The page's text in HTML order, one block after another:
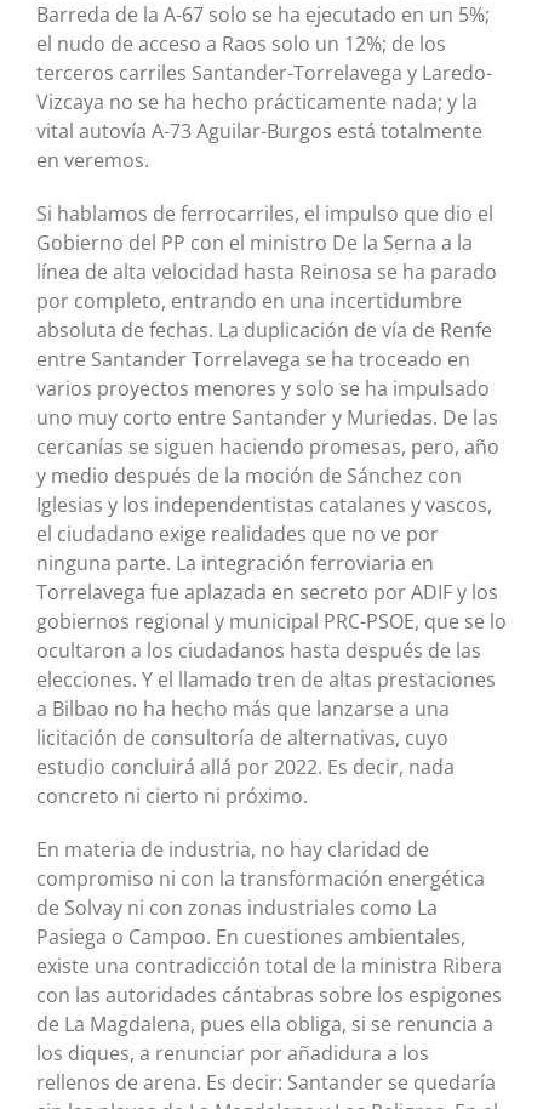
Barreda de la A-67 solo se ha ejecutado en un 5%;
el nudo de acceso a Raos solo un 12%; de los
terceros carriles Santander-Torrelavega y Laredo-
Vizcaya no se ha hecho prácticamente nada; y la
vital autovía A-73 Aguilar-Burgos está totalmente
en veremos.
Si hablamos de ferrocarriles, el impulso que dio el
Gobierno del PP con el ministro De la Serna a la
línea de alta velocidad hasta Reinosa se ha parado
por completo, entrando en una incertidumbre
absoluta de fechas. La duplicación de vía de Renfe
entre Santander Torrelavega se ha troceado en
varios proyectos menores y solo se ha impulsado
uno muy corto entre Santander y Muriedas. De las
cercanías se siguen haciendo promesas, pero, año
y medio después de la moción de Sánchez con
Iglesias y los independentistas catalanes y vascos,
el ciudadano exige realidades que no ve por
ninguna parte. La integración ferroviaria en
Torrelavega fue aplazada en secreto por ADIF y los
gobiernos regional y municipal PRC-PSOE, que se lo
ocultaron a los ciudadanos hasta después de las
elecciones. Y el llamado tren de altas prestaciones
a Bilbao no ha hecho más que lanzarse a una
licitación de consultoría de alternativas, cuyo
estudio concluirá allá por 2022. Es decir, nada
concreto ni cierto ni próximo.
En materia de industria, no hay claridad de
compromiso ni con la transformación energética
de Solvay ni con zonas industriales como La
Pasiega o Campoo. En cuestiones ambientales,
existe una contradicción total de la ministra Ribera
con las autoridades cántabras sobre los espigones
de La Magdalena, pues ella obliga, si se renuncia a
los diques, a renunciar por añadidura a los
rellenos de arena. Es decir: Santander se quedaría